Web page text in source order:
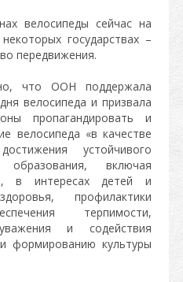
велосипеды сейчас на
государствах –
передвижения.
что ООН поддержала
велосипеда и призвала
пропагандировать и
велосипеда «в качестве
устойчивого
образования, включая
в интересах детей и
профилактики
терпимости,
и содействия
формированию культуры